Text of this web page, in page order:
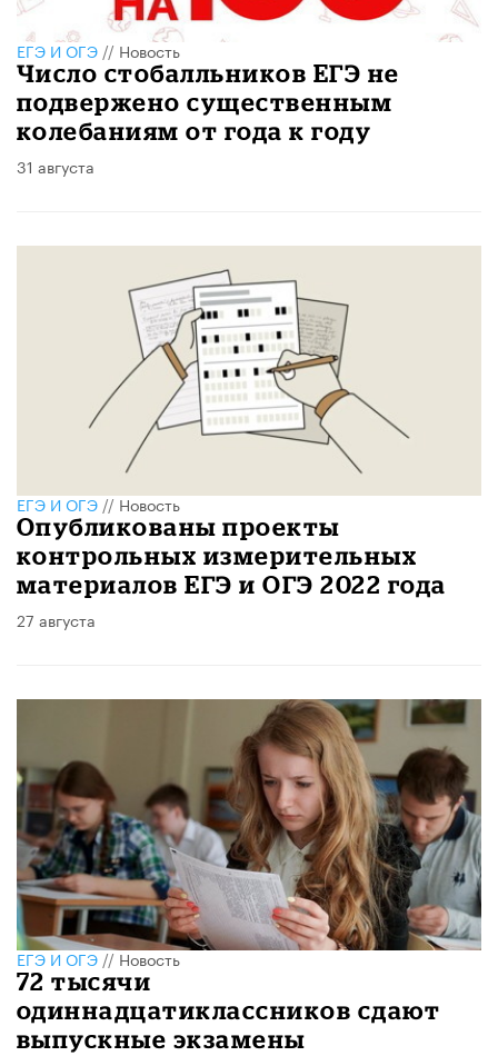
ЕГЭ И ОГЭ // Новость
Число стобалльников ЕГЭ не
подвержено существенным
колебаниям от года к году
31 августа
ЕГЭ И ОГЭ//Новость
Опубликованы проекты
контрольных измерительных
материалов ЕГЭ и ОГЭ 2022 года
27 августа
ЕГЭ И ОГЭ//Новость
72 тысячи
одиннадцатиклассников сдают
выпускные экзамены